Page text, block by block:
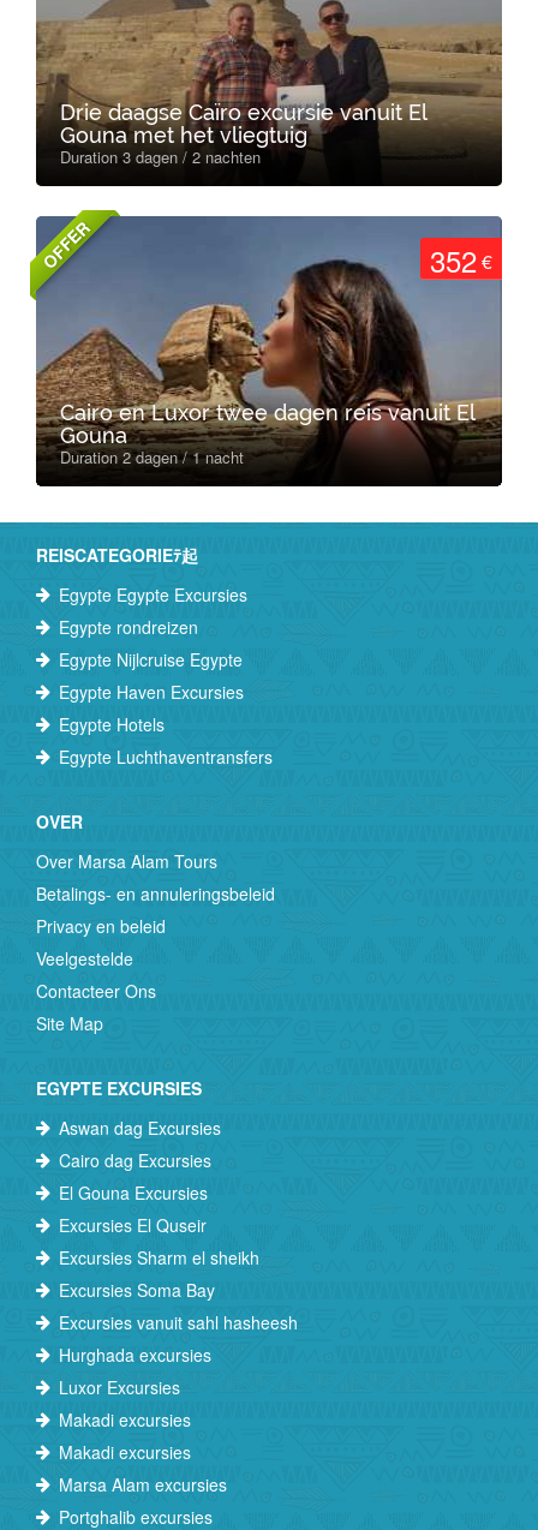
Drie daagse Caïro excursie vanuit El
Gouna met het vliegtuig
Duration 3 dagen / 2 nachten
OFFER 352€
Cairo en Luxor twee dagen reis vanuit El
Gouna
Duration 2 dagen / 1 nacht
REISCATEGORIEﾃ起
Egypte Egypte Excursies
Egypte rondreizen
Egypte Nijlcruise Egypte
Egypte Haven Excursies
Egypte Hotels
Egypte Luchthaventransfers
OVER
Over Marsa Alam Tours
Betalings- en annuleringsbeleid
Privacy en beleid
Veelgestelde
Contacteer Ons
Site Map
EGYPTE EXCURSIES
Aswan dag Excursies
Cairo dag Excursies
El Gouna Excursies
Excursies El Quseir
Excursies Sharm el sheikh
Excursies Soma Bay
Excursies vanuit sahl hasheesh
Hurghada excursies
Luxor Excursies
Makadi excursies
Makadi excursies
Marsa Alam excursies
Portghalib excursies